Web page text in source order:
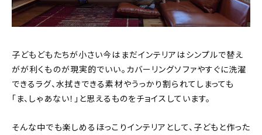
子どもどもたちが小さい今はまだインテリアはシンプルで替え
がが利くものが現実的でいい。カバーリングソファやすぐに洗濯
できるラグ、水拭きできる素材やうっかり割られてしまっても
「ま、しゃあない！」と思えるものをチョイスしています。
そんな中でも楽しめるほっこりインテリアとして、子どもと作った